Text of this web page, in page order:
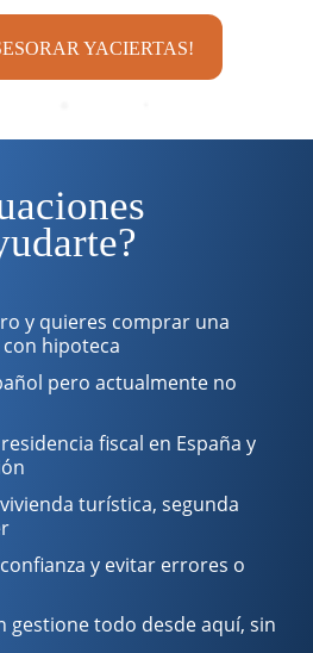
YACIERTAS!
y quieres comprar una
hipoteca
pero actualmente no
fiscal en España y
turística, segunda
y evitar errores o
gestione todo desde aquí, sin